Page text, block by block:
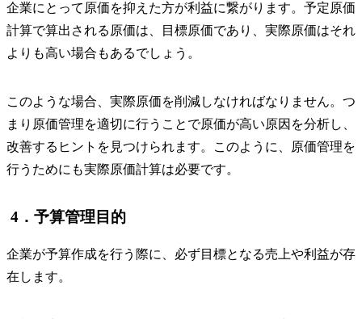
企業にとって原価を抑えた方が利益に繋がります。予定原価
計算で算出される原価は、目標原価であり、実際原価はそれ
よりも高い場合もあるでしょう。
このような場合、実際原価を削減しなければなりません。つ
まり原価管理を適切に行うことで原価が高い原因を分析し、
改善するヒントを見つけられます。このように、原価管理を
行うためにも実際原価計算は必要です。
4．予算管理目的
企業が予算作成を行う際に、必ず目標となる売上や利益が存
在します。